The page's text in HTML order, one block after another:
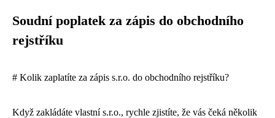
Soudní poplatek za zápis do obchodního
rejstříku
# Kolik zaplatíte za zápis s.r.o. do obchodního rejstříku?
Když zakládáte vlastní s.r.o., rychle zjistíte, že vás čeká několik